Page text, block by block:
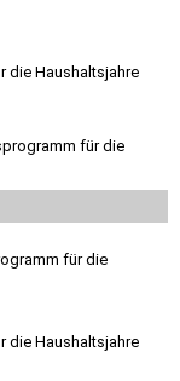
die Haushaltsjahre
für die
für die
die Haushaltsjahre